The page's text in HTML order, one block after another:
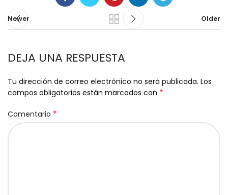
Newer Older
DEJA UNA RESPUESTA
Tu dirección de correo electrónico no será publicada. Los
campos obligatorios están marcados con *
Comentario *